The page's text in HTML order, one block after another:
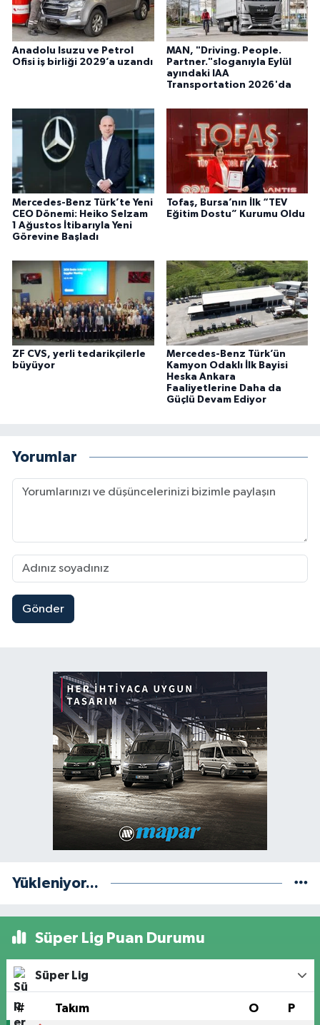
Anadolu Isuzu ve Petrol
Ofisi iş birliği 2029’a uzandı
MAN, "Driving. People.
Partner."sloganıyla Eylül
ayındaki IAA
Transportation 2026'da
Mercedes-Benz Türk’te Yeni
CEO Dönemi: Heiko Selzam
1 Ağustos İtibarıyla Yeni
Görevine Başladı
Tofaş, Bursa’nın İlk “TEV
Eğitim Dostu” Kurumu Oldu
ZF CVS, yerli tedarikçilerle
büyüyor
Mercedes-Benz Türk’ün
Kamyon Odaklı İlk Bayisi
Heska Ankara
Faaliyetlerine Daha da
Güçlü Devam Ediyor
Yorumlar
Gönder
Yükleniyor...
Süper Lig Puan Durumu
Süper Lig
# Takım O P